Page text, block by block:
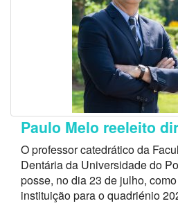
Paulo Melo reeleito
O professor catedrático da
Dentária da Universidade do
posse, no dia 23 de julho,
instituição para o quadriénio